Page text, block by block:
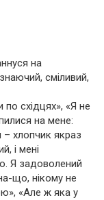
на
сміливий,
східцях», «Я не
на мене:
– хлопчик якраз
і мені
Я задоволений
що, нікому не
«Але ж яка у